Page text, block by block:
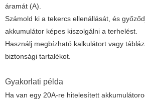
áramát (A).
Számold ki a tekercs ellenállását, és
akkumulátor képes kiszolgálni a terhelést.
Használj megbízható kalkulátort vagy
biztonsági tartalékot.
Gyakorlati példa
Ha van egy 20A-re hitelesített